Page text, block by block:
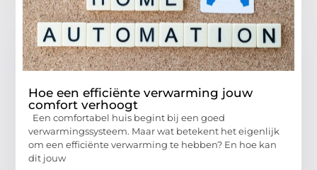
Hoe een efficiënte verwarming jouw
comfort verhoogt
Een comfortabel huis begint bij een goed
verwarmingssysteem. Maar wat betekent het eigenlijk
om een efficiënte verwarming te hebben? En hoe kan
dit jouw